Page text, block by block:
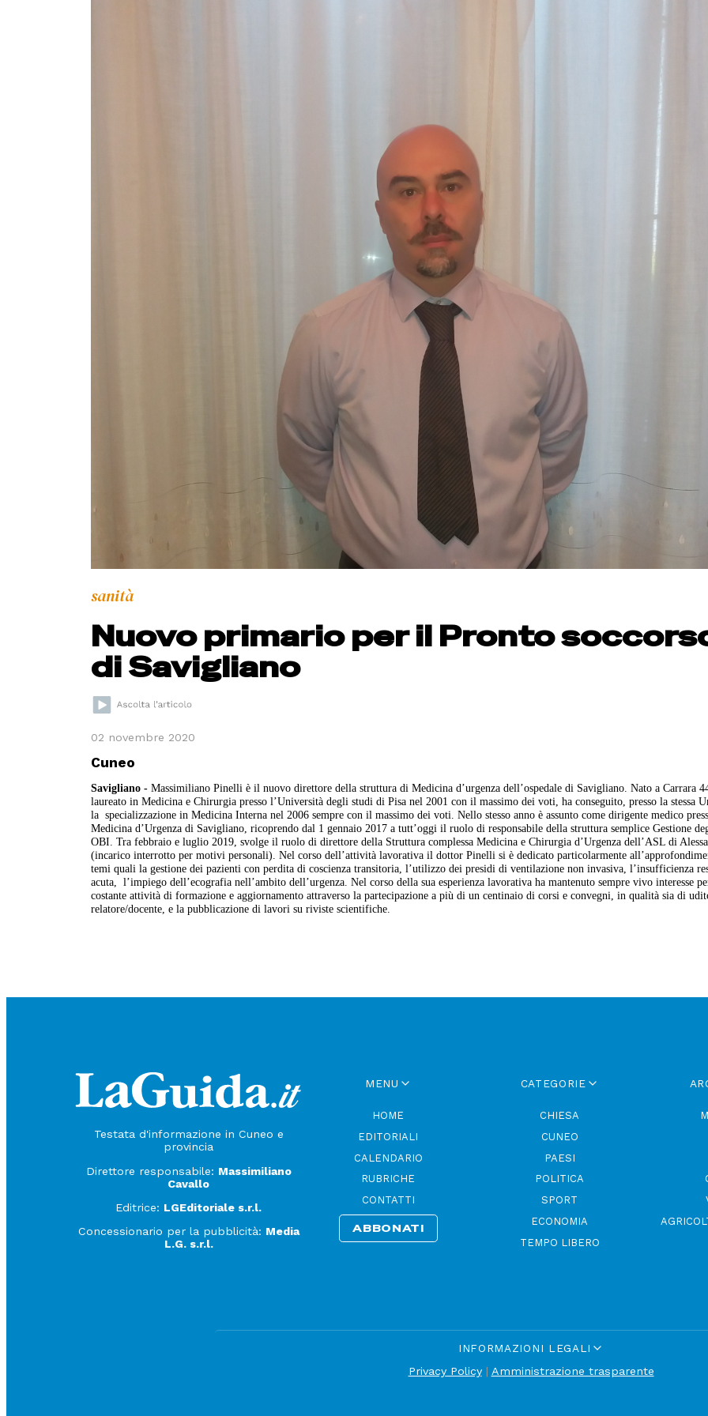
sanità
Nuovo primario per il Pronto
di Savigliano
02 novembre 2020
Cuneo
Savigliano - Massimiliano Pinelli è il nuovo direttore della struttura di Medicina d’urgenza dell’ospedale di Savigliano. Nato a Carrara
laureato in Medicina e Chirurgia presso l’Università degli studi di Pisa nel 2001 con il massimo dei voti, ha conseguito, presso la stessa
la specializzazione in Medicina Interna nel 2006 sempre con il massimo dei voti. Nello stesso anno è assunto come dirigente medico
Medicina d’Urgenza di Savigliano, ricoprendo dal 1 gennaio 2017 a tutt’oggi il ruolo di responsabile della struttura semplice Gestione
OBI. Tra febbraio e luglio 2019, svolge il ruolo di direttore della Struttura complessa Medicina e Chirurgia d’Urgenza dell’ASL di
(incarico interrotto per motivi personali). Nel corso dell’attività lavorativa il dottor Pinelli si è dedicato particolarmente
temi quali la gestione dei pazienti con perdita di coscienza transitoria, l’utilizzo dei presidi di ventilazione non invasiva, l’insufficienza
acuta, l’impiego dell’ecografia nell’ambito dell’urgenza. Nel corso della sua esperienza lavorativa ha mantenuto sempre vivo interesse
costante attività di formazione e aggiornamento attraverso la partecipazione a più di un centinaio di corsi e convegni, in qualità sia di
relatore/docente, e la pubblicazione di lavori su riviste scientifiche.
Testata d'informazione in Cuneo e
provincia
Direttore responsabile: Massimiliano
Cavallo
Editrice: LGEditoriale s.r.l.
Concessionario per la pubblicità: Media
L.G. s.r.l.
MENU
HOME
EDITORIALI
CALENDARIO
RUBRICHE
CONTATTI
ABBONATI
CATEGORIE
CHIESA
CUNEO
PAESI
POLITICA
SPORT
ECONOMIA
TEMPO LIBERO
INFORMAZIONI LEGALI
Privacy Policy| Amministrazione trasparente